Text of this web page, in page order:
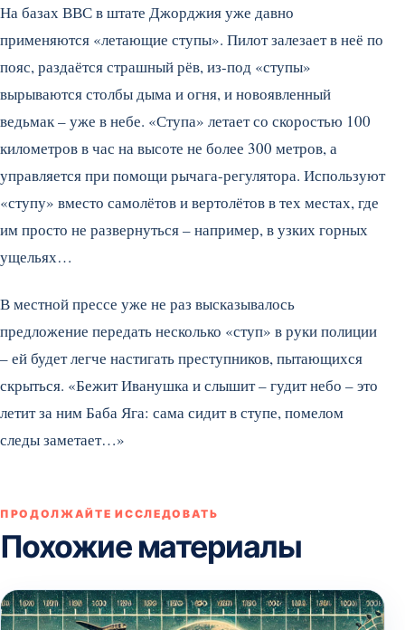
На базах ВВС в штате Джорджия уже давно
применяются «летающие ступы». Пилот залезает в неё по
пояс, раздаётся страшный рёв, из-под «ступы»
вырываются столбы дыма и огня, и новоявленный
ведьмак – уже в небе. «Ступа» летает со скоростью 100
километров в час на высоте не более 300 метров, а
управляется при помощи рычага-регулятора. Используют
«ступу» вместо самолётов и вертолётов в тех местах, где
им просто не развернуться – например, в узких горных
ущельях…
В местной прессе уже не раз высказывалось
предложение передать несколько «ступ» в руки полиции
– ей будет легче настигать преступников, пытающихся
скрыться. «Бежит Иванушка и слышит – гудит небо – это
летит за ним Баба Яга: сама сидит в ступе, помелом
следы заметает…»
ПРОДОЛЖАЙТЕ ИССЛЕДОВАТЬ
Похожие материалы